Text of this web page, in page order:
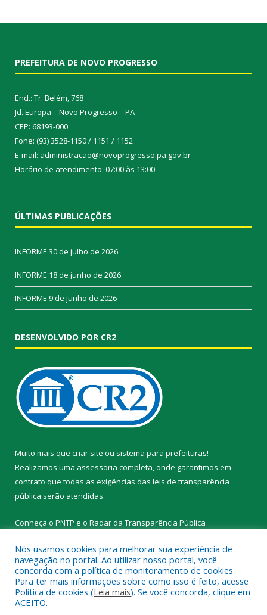
PREFEITURA DE NOVO PROGRESSO
End.: Tr. Belém, 768
Jd. Europa – Novo Progresso – PA
CEP: 68193-000
Fone: (93) 3528-1150 / 1151 / 1152
E-mail: administracao@novoprogresso.pa.gov.br
Horário de atendimento: 07:00 às 13:00
ÚLTIMAS PUBLICAÇÕES
INFORME 30 de julho de 2026
INFORME 18 de junho de 2026
INFORME 9 de junho de 2026
DESENVOLVIDO POR CR2
Muito mais que criar site ou sistema para prefeituras!
Realizamos uma assessoria completa, onde garantimos em
contrato que todas as exigências das leis de transparência
pública serão atendidas.
Conheça o PNTP e o Radar da Transparência Pública
Todos os direitos reservados a Prefeitura Municipal de Novo
Progresso.
Nós usamos cookies para melhorar sua experiência de
navegação no portal. Ao utilizar nosso portal, você
concorda com a política de monitoramento de cookies.
Para ter mais informações sobre como isso é feito, acesse
Política de cookies (Leia mais). Se você concorda, clique em
ACEITO.